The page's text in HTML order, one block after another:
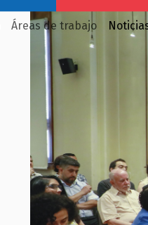
Áreas de trabajo